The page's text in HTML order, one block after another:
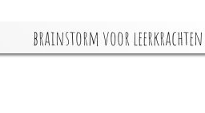
brainstorm voor leerkrachten